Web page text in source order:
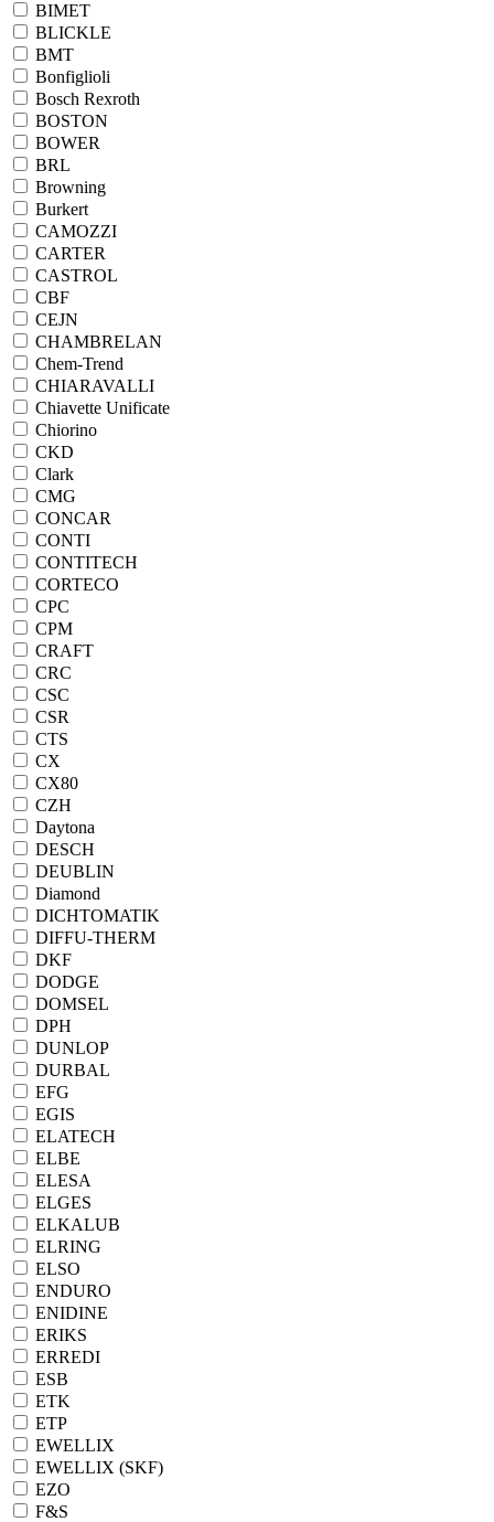
BIMET
BLICKLE
BMT
Bonfiglioli
Bosch Rexroth
BOSTON
BOWER
BRL
Browning
Burkert
CAMOZZI
CARTER
CASTROL
CBF
CEJN
CHAMBRELAN
Chem-Trend
CHIARAVALLI
Chiavette Unificate
Chiorino
CKD
Clark
CMG
CONCAR
CONTI
CONTITECH
CORTECO
CPC
CPM
CRAFT
CRC
CSC
CSR
CTS
CX
CX80
CZH
Daytona
DESCH
DEUBLIN
Diamond
DICHTOMATIK
DIFFU-THERM
DKF
DODGE
DOMSEL
DPH
DUNLOP
DURBAL
EFG
EGIS
ELATECH
ELBE
ELESA
ELGES
ELKALUB
ELRING
ELSO
ENDURO
ENIDINE
ERIKS
ERREDI
ESB
ETK
ETP
EWELLIX
EWELLIX (SKF)
EZO
F&S